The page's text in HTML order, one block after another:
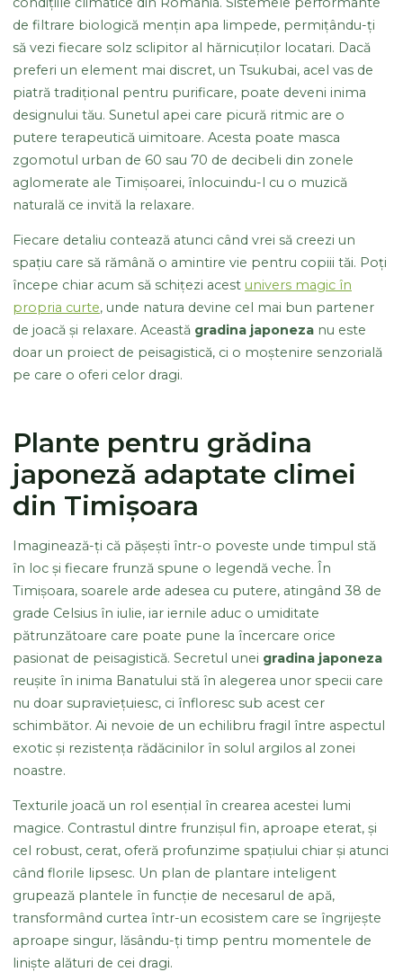
de filtrare biologică mențin apa limpede, permițându-ți
să vezi fiecare solz sclipitor al hărnicuților locatari. Dacă
preferi un element mai discret, un Tsukubai, acel vas de
piatră tradițional pentru purificare, poate deveni inima
designului tău. Sunetul apei care picură ritmic are o
putere terapeutică uimitoare. Acesta poate masca
zgomotul urban de 60 sau 70 de decibeli din zonele
aglomerate ale Timișoarei, înlocuindu-l cu o muzică
naturală ce invită la relaxare.
Fiecare detaliu contează atunci când vrei să creezi un
spațiu care să rămână o amintire vie pentru copiii tăi. Poți
începe chiar acum să schițezi acest univers magic în
propria curte, unde natura devine cel mai bun partener
de joacă și relaxare. Această gradina japoneza nu este
doar un proiect de peisagistică, ci o moștenire senzorială
pe care o oferi celor dragi.
Plante pentru grădina
japoneză adaptate climei
din Timișoara
Imaginează-ți că pășești într-o poveste unde timpul stă
în loc și fiecare frunză spune o legendă veche. În
Timișoara, soarele arde adesea cu putere, atingând 38 de
grade Celsius în iulie, iar iernile aduc o umiditate
pătrunzătoare care poate pune la încercare orice
pasionat de peisagistică. Secretul unei gradina japoneza
reușite în inima Banatului stă în alegerea unor specii care
nu doar supraviețuiesc, ci înfloresc sub acest cer
schimbător. Ai nevoie de un echilibru fragil între aspectul
exotic și rezistența rădăcinilor în solul argilos al zonei
noastre.
Texturile joacă un rol esențial în crearea acestei lumi
magice. Contrastul dintre frunzișul fin, aproape eterat, și
cel robust, cerat, oferă profunzime spațiului chiar și atunci
când florile lipsesc. Un plan de plantare inteligent
grupează plantele în funcție de necesarul de apă,
transformând curtea într-un ecosistem care se îngrijește
aproape singur, lăsându-ți timp pentru momentele de
liniște alături de cei dragi.